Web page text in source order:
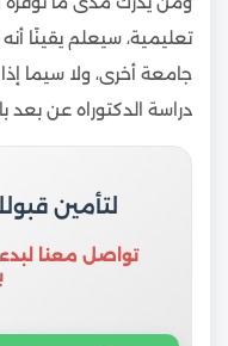
تعليمية، سيعلم يقينًا
جامعة أخرى، ولا سيما
دراسة الدكتوراه عن بعد
لتأمين
تواصل معنا